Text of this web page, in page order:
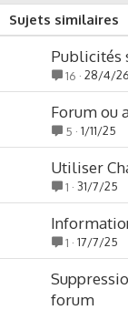
Sujets similaires
Publicités
16 28/4/26
Forum ou
5 1/11/25
Utiliser
1 31/7/25
1 17/7/25
forum